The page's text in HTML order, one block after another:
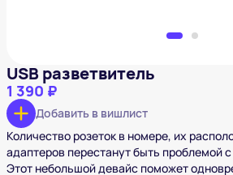
USB разветвитель
1 390 ₽
Добавить в вишлист
Количество розеток в номере, их
адаптеров перестанут быть проблемой
Этот небольшой девайс поможет